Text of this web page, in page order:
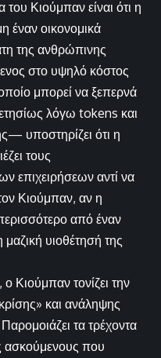
του Κιούμπαν είναι ότι η
έναν οικονομικά
της ανθρώπινης
στο υψηλό κόστος
μπορεί να ξεπερνά
λόγω tokens και
υποστηρίζει ότι η
τους
επιχειρήσεων αντί να
Κιούμπαν, αν η
από έναν
υιοθέτησή της
Κιούμπαν τονίζει την
και ανάληψης
τα τρέχοντα
ασκούμενους που